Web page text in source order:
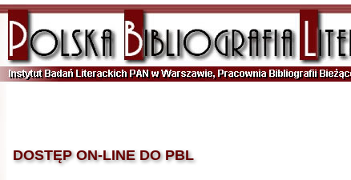
DOSTĘP ON-LINE DO PBL